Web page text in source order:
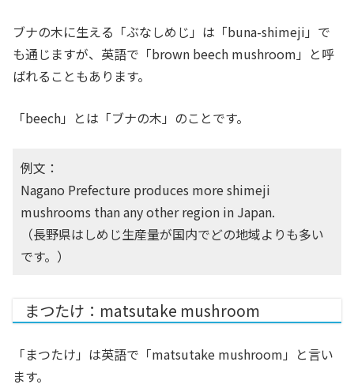
ブナの木に生える「ぶなしめじ」は「buna-shimeji」で
も通じますが、英語で「brown beech mushroom」と呼
ばれることもあります。
「beech」とは「ブナの木」のことです。
例文：
Nagano Prefecture produces more shimeji
mushrooms than any other region in Japan.
（長野県はしめじ生産量が国内でどの地域よりも多い
です。）
まつたけ：matsutake mushroom
「まつたけ」は英語で「matsutake mushroom」と言い
ます。